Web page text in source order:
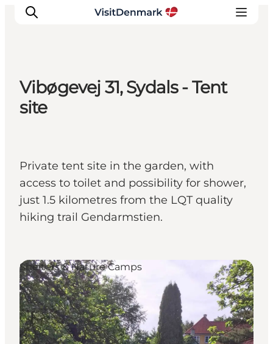
Inspiration
Planera resan
Vibøgevej 31, Sydals - Tent
site
Private tent site in the garden, with
access to toilet and possibility for shower,
just 1.5 kilometres from the LQT quality
hiking trail Gendarmstien.
Shelters & Nature Camps